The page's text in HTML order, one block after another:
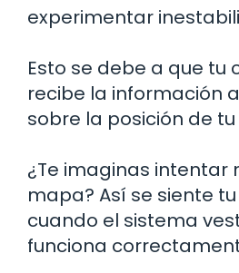
experimentar
Esto se debe a que tu
recibe la información
sobre la posición de
¿Te imaginas intentar
mapa? Así se siente
cuando el sistema
funciona